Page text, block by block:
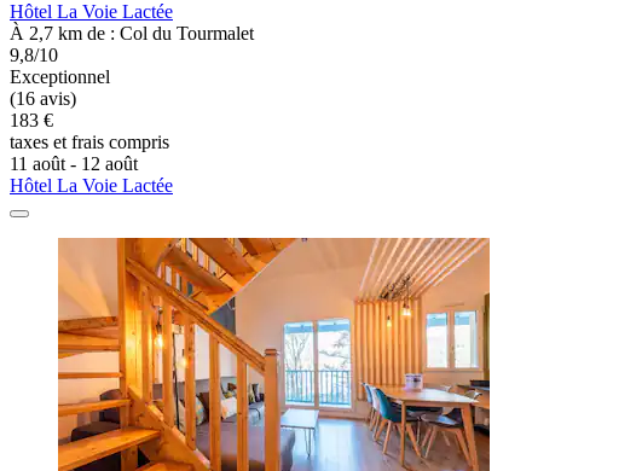
Hôtel La Voie Lactée
À 2,7 km de : Col du Tourmalet
9,8/10
Exceptionnel
(16 avis)
183 €
taxes et frais compris
11 août - 12 août
Hôtel La Voie Lactée